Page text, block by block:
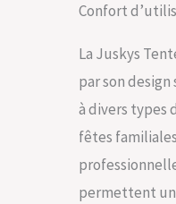
Confort
La Juskys
par son
à divers types
fêtes
permettent